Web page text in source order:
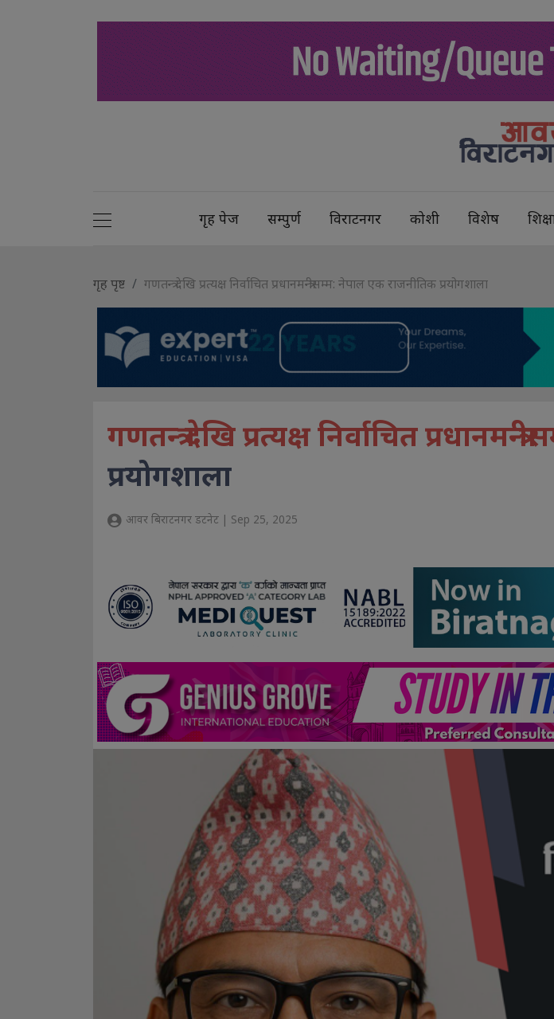
गृह पेज सम्पुर्ण विराटनगर कोशी विशेष
गृह पृष्ट गणतन्त्र देखि प्रत्यक्ष निर्वाचित प्रधानमन्त्रीसम्म: नेपाल एक राजनीतिक प्रयोगशाला
गणतन्त्र देखि प्रत्यक्ष निर्वाचित
प्रयोगशाला
आवर बिराटनगर डटनेट | Sep 25, 2025